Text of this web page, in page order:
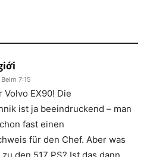
7:15
EX90! Die
ist ja beeindruckend – man
fast einen
für den Chef. Aber was
den 517 PS? Ist das dann